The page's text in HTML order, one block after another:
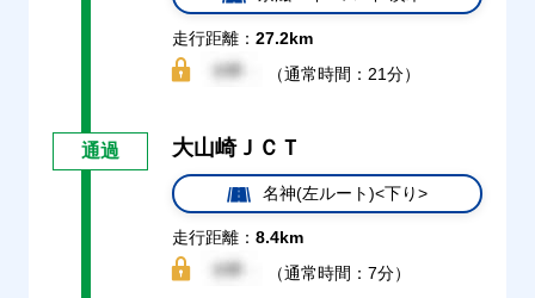
走行距離： 27.2km
（通常時間：21分）
通過 大山崎ＪＣＴ
名神(左ルート)<下り>
走行距離： 8.4km
（通常時間：7分）